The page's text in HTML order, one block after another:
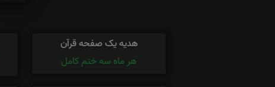
هدیه یک صفحه قرآن
هر ماه سه ختم کامل